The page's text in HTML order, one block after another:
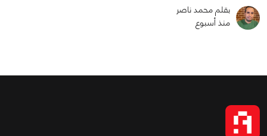
بقلم محمد ناصر
منذ أسبوع